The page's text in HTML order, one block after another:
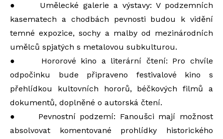
● Umělecké galerie a výstavy: V podzemních
kasematech a chodbách pevnosti budou k vidění
temné expozice, sochy a malby od mezinárodních
umělců spjatých s metalovou subkulturou.
● Hororové kino a literární čtení: Pro chvíle
odpočinku bude připraveno festivalové kino s
přehlídkou kultovních hororů, béčkových filmů a
dokumentů, doplněné o autorská čtení.
● Pevnostní podzemí: Fanoušci mají možnost
absolvovat komentované prohlídky historického